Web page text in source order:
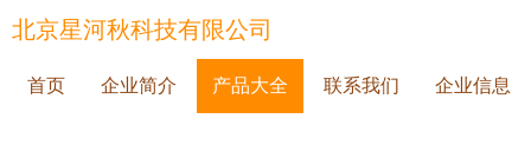
北京星河秋科技有限公司
首页 企业简介 产品大全 联系我们 企业信息